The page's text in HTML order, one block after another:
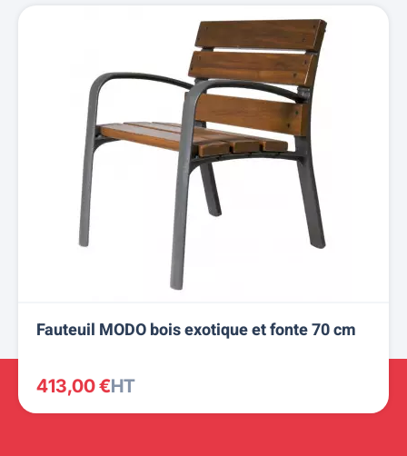
Fauteuil MODO bois exotique et fonte 70 cm
413,00 €HT